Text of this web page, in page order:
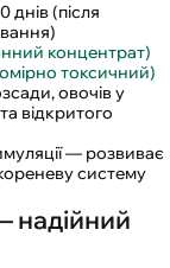
днів (після
концентрат)
токсичний)
овочів у
відкритого
— розвиває
систему
надійний